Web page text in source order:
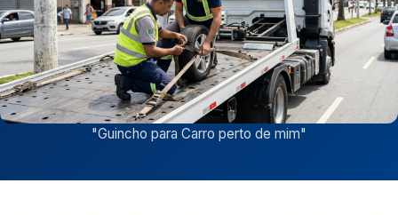
"Guincho para Carro perto de mim"